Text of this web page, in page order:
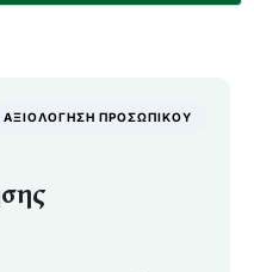
ΑΞΙΟΛΟΓΗΣΗ ΠΡΟΣΩΠΙΚΟΥ